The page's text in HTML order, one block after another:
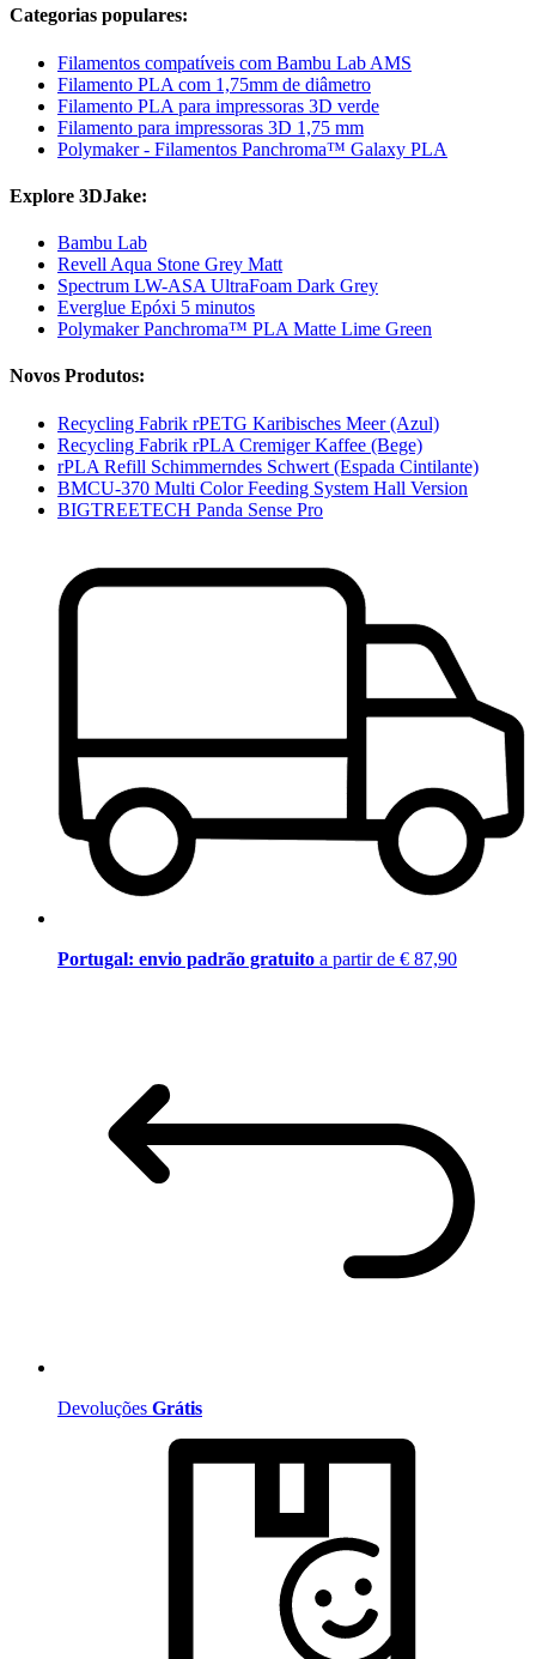
Categorias populares:
Filamentos compatíveis com Bambu Lab AMS
Filamento PLA com 1,75mm de diâmetro
Filamento PLA para impressoras 3D verde
Filamento para impressoras 3D 1,75 mm
Polymaker - Filamentos Panchroma™ Galaxy PLA
Explore 3DJake:
Bambu Lab
Revell Aqua Stone Grey Matt
Spectrum LW-ASA UltraFoam Dark Grey
Everglue Epóxi 5 minutos
Polymaker Panchroma™ PLA Matte Lime Green
Novos Produtos:
Recycling Fabrik rPETG Karibisches Meer (Azul)
Recycling Fabrik rPLA Cremiger Kaffee (Bege)
rPLA Refill Schimmerndes Schwert (Espada Cintilante)
BMCU-370 Multi Color Feeding System Hall Version
BIGTREETECH Panda Sense Pro
Portugal: envio padrão gratuito a partir de € 87,90
Devoluções Grátis